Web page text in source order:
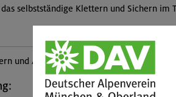
selbstständige Klettern und Sichern im
und Ablassen, Grundlagen der